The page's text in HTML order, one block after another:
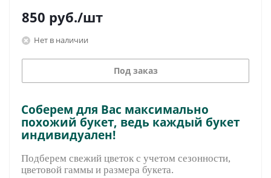
850 руб./шт
Нет в наличии
Под заказ
Соберем для Вас максимально
похожий букет, ведь каждый букет
индивидуален!
Подберем свежий цветок с учетом сезонности,
цветовой гаммы и размера букета.